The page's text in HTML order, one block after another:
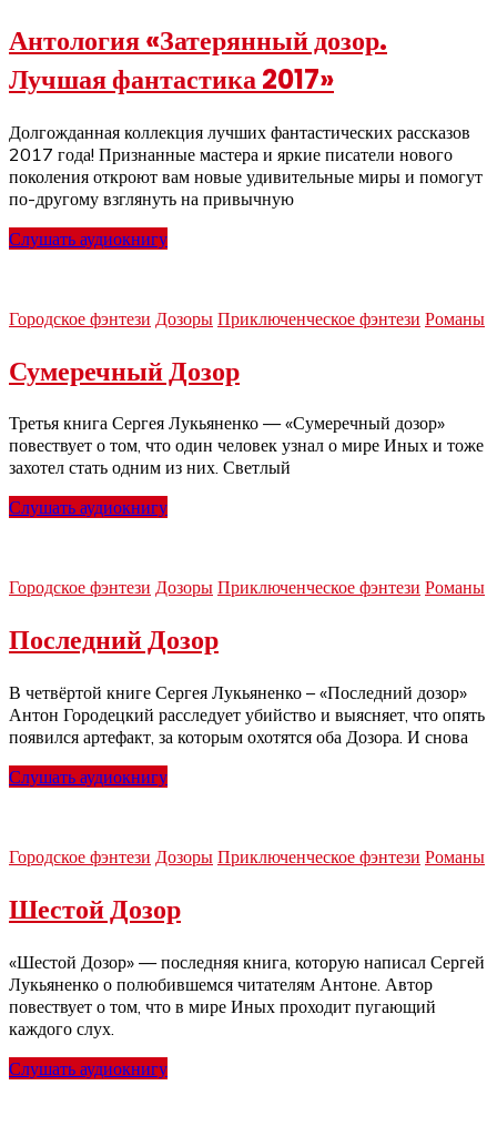
Антология «Затерянный дозор.
Лучшая фантастика 2017»
Долгожданная коллекция лучших фантастических рассказов
2017 года! Признанные мастера и яркие писатели нового
поколения откроют вам новые удивительные миры и помогут
по-другому взглянуть на привычную
Слушать аудиокнигу
Городское фэнтези Дозоры Приключенческое фэнтези Романы
Сумеречный Дозор
Третья книга Сергея Лукьяненко — «Сумеречный дозор»
повествует о том, что один человек узнал о мире Иных и тоже
захотел стать одним из них. Светлый
Слушать аудиокнигу
Городское фэнтези Дозоры Приключенческое фэнтези Романы
Последний Дозор
В четвёртой книге Сергея Лукьяненко – «Последний дозор»
Антон Городецкий расследует убийство и выясняет, что опять
появился артефакт, за которым охотятся оба Дозора. И снова
Слушать аудиокнигу
Городское фэнтези Дозоры Приключенческое фэнтези Романы
Шестой Дозор
«Шестой Дозор» — последняя книга, которую написал Сергей
Лукьяненко о полюбившемся читателям Антоне. Автор
повествует о том, что в мире Иных проходит пугающий
каждого слух.
Слушать аудиокнигу